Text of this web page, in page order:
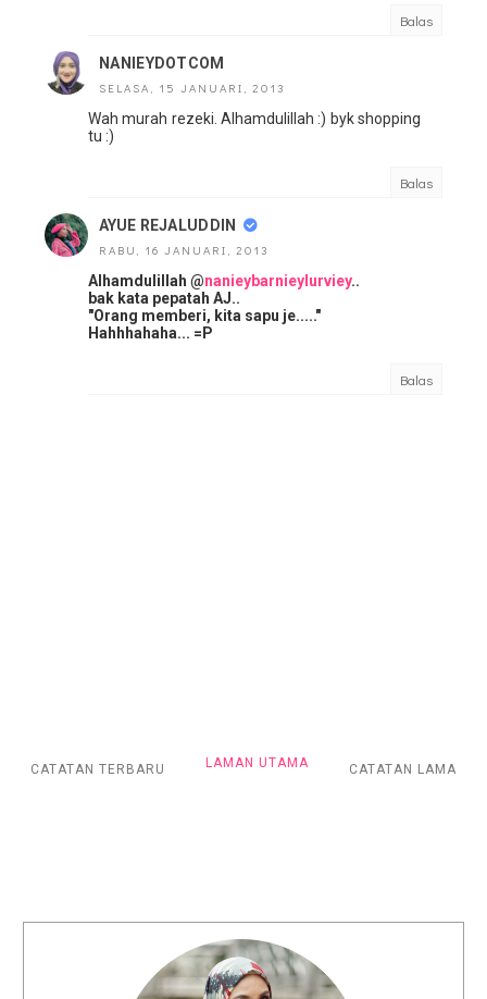
Balas
NANIEYDOTCOM
SELASA, 15 JANUARI, 2013
Wah murah rezeki. Alhamdulillah :) byk shopping
tu :)
Balas
AYUE REJALUDDIN
RABU, 16 JANUARI, 2013
Alhamdulillah @nanieybarnieylurviey..
bak kata pepatah AJ..
"Orang memberi, kita sapu je....."
Hahhhahaha... =P
Balas
CATATAN TERBARU CATATAN LAMA
LAMAN UTAMA